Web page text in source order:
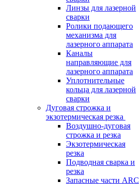
Линзы для лазерной
сварки
Ролики подающего
механизма для
лазерного аппарата
Каналы
направляющие для
лазерного аппарата
Уплотнительные
кольца для лазерной
сварки
Дуговая строжка и
экзотермическая резка
Воздушно-дуговая
строжка и резка
Экзотермическая
резка
Подводная сварка и
резка
Запасные части ARC